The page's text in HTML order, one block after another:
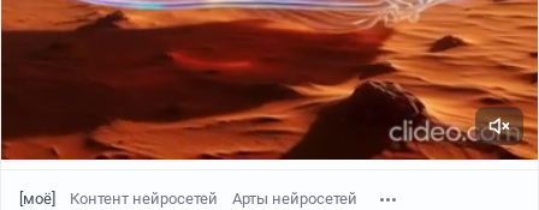
[моё] Контент нейросетей Арты нейросетей